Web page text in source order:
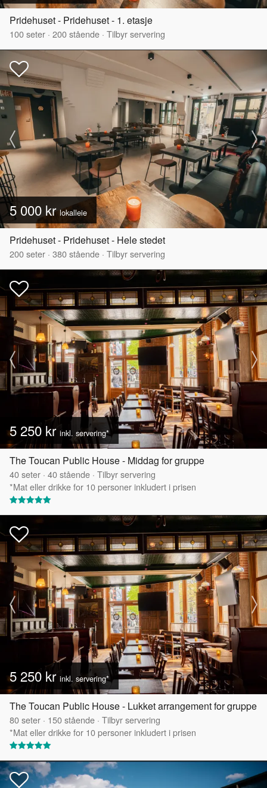
Pridehuset - Pridehuset - 1. etasje
100seter · 200stående · Tilbyr servering
5 000 krlokalleie
Pridehuset - Pridehuset - Hele stedet
200seter · 380stående · Tilbyr servering
5 250 kr inkl. servering*
The Toucan Public House - Middag for gruppe
40seter · 40stående · Tilbyr servering
*Mat eller drikke for 10 personer inkludert i prisen
5 250 kr inkl. servering*
The Toucan Public House - Lukket arrangement for gruppe
80seter · 150stående · Tilbyr servering
*Mat eller drikke for 10 personer inkludert i prisen